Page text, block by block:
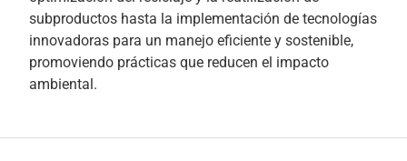
subproductos hasta la implementación de tecnologías
innovadoras para un manejo eficiente y sostenible,
promoviendo prácticas que reducen el impacto
ambiental.